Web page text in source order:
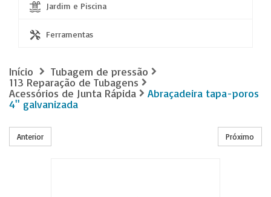
Jardim e Piscina
Ferramentas
Início
Tubagem de pressão
113 Reparação de Tubagens
Acessórios de Junta Rápida
Abraçadeira tapa-poros
4'' galvanizada
Anterior Próximo